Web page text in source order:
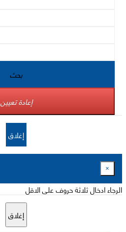
بحث
إعادة تعيين
إغلاق
×
الرجاء ادخال ثلاثة حروف على الاقل
إغلاق